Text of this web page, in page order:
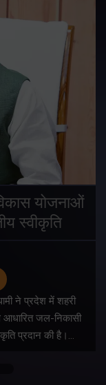
योजनाओं
स्वीकृति
ने प्रदेश में शहरी
जल-निकासी
प्रदान की है।…